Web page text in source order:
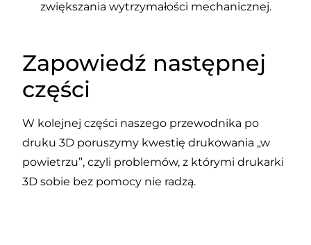
zwiększania wytrzymałości mechanicznej.
Zapowiedź następnej
części
W kolejnej części naszego przewodnika po
druku 3D poruszymy kwestię drukowania „w
powietrzu”, czyli problemów, z którymi drukarki
3D sobie bez pomocy nie radzą.